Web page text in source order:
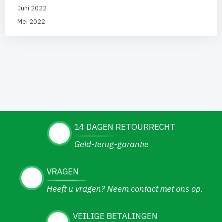
Juni 2022
Mei 2022
14 DAGEN RETOURRECHT
Geld-terug-garantie
VRAGEN
Heeft u vragen? Neem contact met ons op.
VEILIGE BETALINGEN